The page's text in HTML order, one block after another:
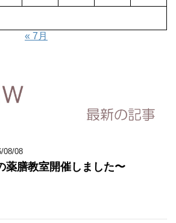
« 7月
08/08
薬膳教室開催しました〜